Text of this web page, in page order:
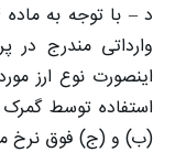
د –
وارداتی مندرج در
اینصورت نوع ارز
استفاده توسط گمرک
(ب) و (ج) فوق نرخ